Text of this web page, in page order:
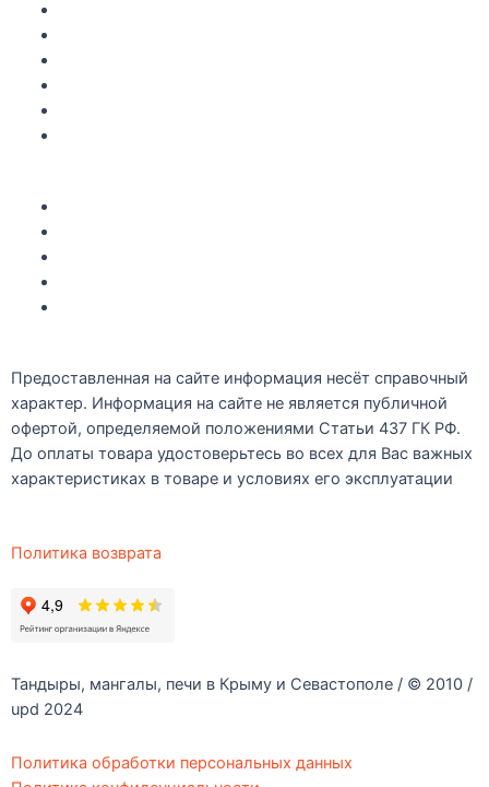
Предоставленная на сайте информация несёт справочный
характер. Информация на сайте не является публичной
офертой, определяемой положениями Статьи 437 ГК РФ.
До оплаты товара удостоверьтесь во всех для Вас важных
характеристиках в товаре и условиях его эксплуатации
Политика возврата
Тандыры, мангалы, печи в Крыму и Севастополе / © 2010 /
upd 2024
Политика обработки персональных данных